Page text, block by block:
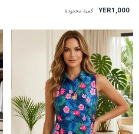
YER1,000 كمية محدودة